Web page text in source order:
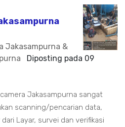
Jakasampurna &
Diposting pada 09
Jakasampurna sangat
scanning/pencarian data,
Layar, survei dan verifikasi